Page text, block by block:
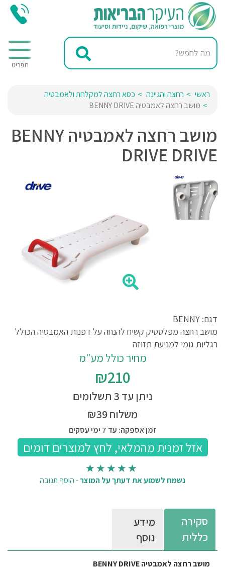
ראשי רחצה והגיינה
כסא רחצה למקלחת ולאמבטיה
מושב רחצה לאמבטיה BENNY DRIVE
מושב רחצה לאמבטיה BENNY
DRIVE DRIVE
דגם: BENNY
מושב רחצה מפלסטיק קשיח להנחה על דפנות האמבטיה הכולל
רגליות גומי למניעת תזוזה
מחיר כולל מע"מ
₪210
ניתן עד 3 תשלומים
משלוח ₪39
זמן אספקה: עד 7 ימי עסקים
נשמח לשמוע את דעתך על המוצר-הוסף תגובה
סקירה
כללית
מידע
נוסף
מושב רחצה לאמבטיה